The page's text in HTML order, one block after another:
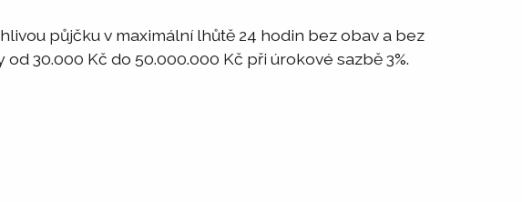
půjčku v maximální lhůtě 24 hodin bez obav a bez
30.000 Kč do 50.000.000 Kč při úrokové sazbě 3%.